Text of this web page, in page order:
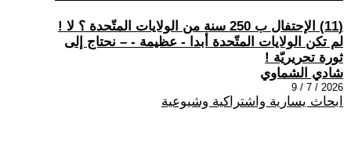
(11) الإحتفال ب 250 سنة من الولايات المتّحدة ؟ لا !
لم تكن الولايات المتّحدة أبدا - عظيمة - – نحتاج إلى
ثورة تحريريّة !
شادي الشماوي
2026 / 7 / 9
ابحاث يسارية واشتراكية وشيوعية